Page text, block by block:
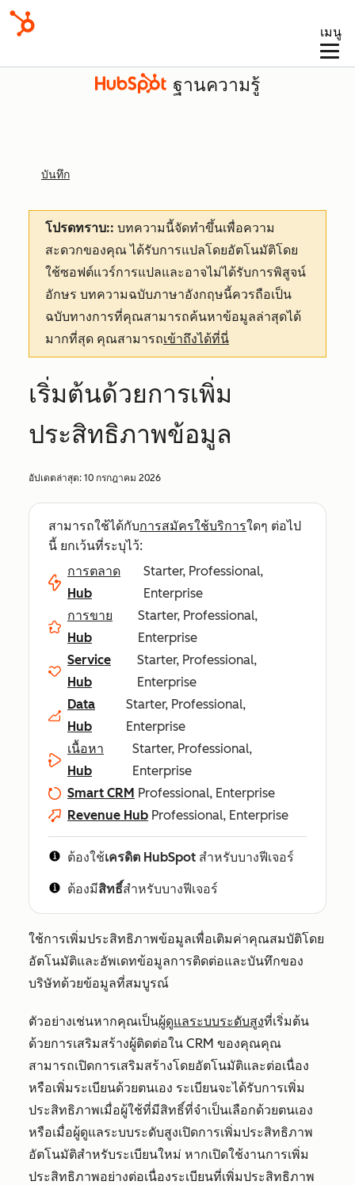
เมนู
ฐานความรู้
บันทึก
โปรดทราบ:: บทความนี้จัดทำขึ้นเพื่อความ
สะดวกของคุณได้รับการแปลโดยอัตโนมัติโดย
ใช้ซอฟต์แวร์การแปลและอาจไม่ได้รับการพิสูจน์
อักษร บทความฉบับภาษาอังกฤษนี้ควรถือเป็น
ฉบับทางการที่คุณสามารถค้นหาข้อมูลล่าสุดได้
มากที่สุด คุณสามารถเข้าถึงได้ที่นี่
เริ่มต้นด้วยการเพิ่ม
ประสิทธิภาพข้อมูล
อัปเดตล่าสุด: 10 กรกฎาคม 2026
สามารถใช้ได้กับการสมัครใช้บริการใดๆ ต่อไป
นี้ ยกเว้นที่ระบุไว้:
การตลาด
Hub
Starter, Professional,
Enterprise
การขาย
Hub
Starter, Professional,
Enterprise
Service
Hub
Starter, Professional,
Enterprise
Data
Hub
Starter, Professional,
Enterprise
เนื้อหา
Hub
Starter, Professional,
Enterprise
Smart CRM Professional, Enterprise
Revenue Hub Professional, Enterprise
ต้องใช้เครดิต HubSpot สำหรับบางฟีเจอร์
ต้องมีสิทธิ์สำหรับบางฟีเจอร์
ใช้การเพิ่มประสิทธิภาพข้อมูลเพื่อเติมค่าคุณสมบัติโดย
อัตโนมัติและอัพเดทข้อมูลการติดต่อและบันทึกของ
บริษัทด้วยข้อมูลที่สมบูรณ์
ตัวอย่างเช่นหากคุณเป็นผู้ดูแลระบบระดับสูงที่เริ่มต้น
ด้วยการเสริมสร้างผู้ติดต่อใน CRM ของคุณคุณ
สามารถเปิดการเสริมสร้างโดยอัตโนมัติและต่อเนื่อง
หรือเพิ่มระเบียนด้วยตนเอง ระเบียนจะได้รับการเพิ่ม
ประสิทธิภาพเมื่อผู้ใช้ที่มีสิทธิ์ที่จำเป็นเลือกด้วยตนเอง
หรือเมื่อผู้ดูแลระบบระดับสูงเปิดการเพิ่มประสิทธิภาพ
อัตโนมัติสำหรับระเบียนใหม่ หากเปิดใช้งานการเพิ่ม
ประสิทธิภาพอย่างต่อเนื่องระเบียนที่เพิ่มประสิทธิภาพ